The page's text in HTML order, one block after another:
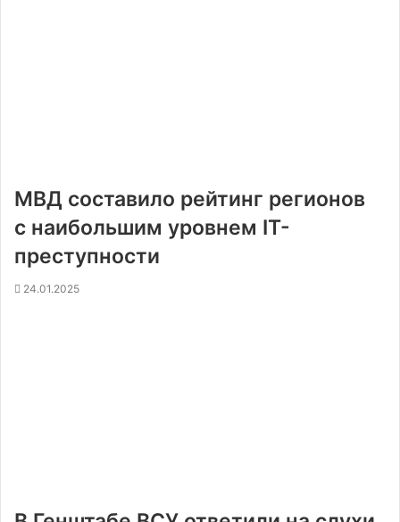
МВД составило рейтинг регионов
с наибольшим уровнем IT-
преступности
24.01.2025